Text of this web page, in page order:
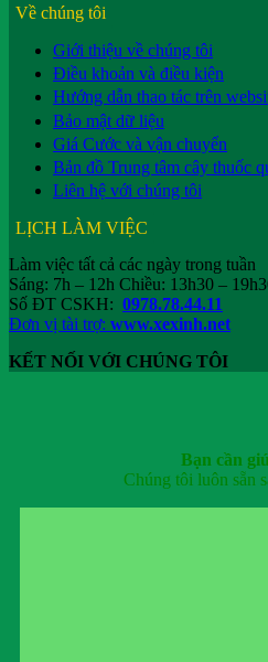
Về chúng tôi
Giới thiệu về chúng tôi
Điều khoản và điều kiện
Hướng dẫn thao tác trên
Bảo mật dữ liệu
Giá Cước và vận chuyển
Bản đồ Trung tâm cây thuốc
Liên hệ với chúng tôi
LỊCH LÀM VIỆC
Làm việc tất cả các ngày trong tuần
Sáng: 7h – 12h Chiều: 13h30 –
Số ĐT CSKH: 0978.78.44.11
Đơn vị tài trợ: www.xexinh.net
KẾT NỐI VỚI CHÚNG TÔI
Bạn cần
Chúng tôi luôn sẵn